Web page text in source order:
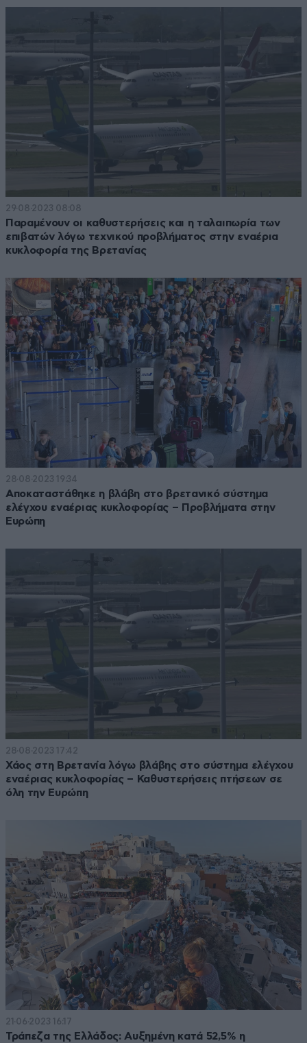
29·08·2023 08:08
Παραμένουν οι καθυστερήσεις και η ταλαιπωρία των
επιβατών λόγω τεχνικού προβλήματος στην εναέρια
κυκλοφορία της Βρετανίας
28·08·2023 19:34
Αποκαταστάθηκε η βλάβη στο βρετανικό σύστημα
ελέγχου εναέριας κυκλοφορίας – Προβλήματα στην
Ευρώπη
28·08·2023 17:42
Χάος στη Βρετανία λόγω βλάβης στο σύστημα ελέγχου
εναέριας κυκλοφορίας – Καθυστερήσεις πτήσεων σε
όλη την Ευρώπη
21·06·2023 16:17
Τράπεζα της Ελλάδος: Αυξημένη κατά 52,5% η